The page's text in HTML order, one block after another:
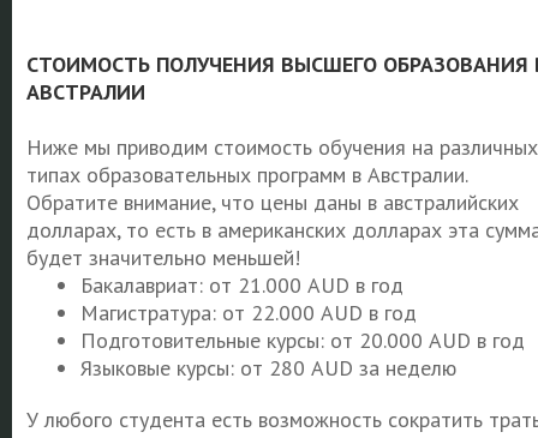
СТОИМОСТЬ ПОЛУЧЕНИЯ ВЫСШЕГО ОБРАЗОВАНИЯ
АВСТРАЛИИ
Ниже мы приводим стоимость обучения на различных
типах образовательных программ в Австралии.
Обратите внимание, что цены даны в австралийских
долларах, то есть в американских долларах эта
будет значительно меньшей!
Бакалавриат: от 21.000 AUD в год
Магистратура: от 22.000 AUD в год
Подготовительные курсы: от 20.000 AUD в год
Языковые курсы: от 280 AUD за неделю
У любого студента есть возможность сократить